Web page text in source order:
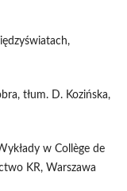
tłum. D. Kozińska,
w Collège de
KR, Warszawa